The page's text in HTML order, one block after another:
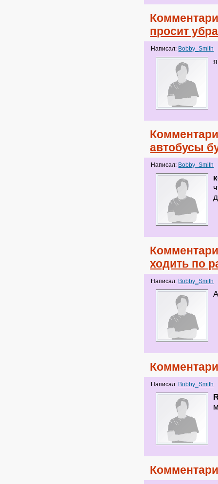
просит
Написал: Bobby_Smith
автобусы
Написал: Bobby_Smith
ходить по
Написал: Bobby_Smith
Написал: Bobby_Smith